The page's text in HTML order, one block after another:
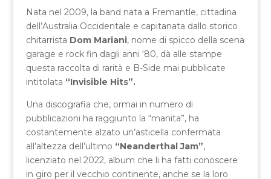
Nata nel 2009, la band nata a Fremantle, cittadina
dell’Australia Occidentale e capitanata dallo storico
chitarrista Dom Mariani, nome di spicco della scena
garage e rock fin dagli anni ‘80, dà alle stampe
questa raccolta di rarità e B-Side mai pubblicate
intitolata “Invisible Hits”.
Una discografia che, ormai in numero di
pubblicazioni ha raggiunto la “manita”, ha
costantemente alzato un’asticella confermata
all’altezza dell’ultimo “Neanderthal Jam”,
licenziato nel 2022, album che li ha fatti conoscere
in giro per il vecchio continente, anche se la loro